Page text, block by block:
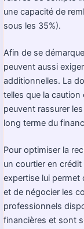
une capacité de
sous les 35%).
Afin de se
peuvent aussi
additionnelles. La
telles que la caution
peuvent rassurer
long terme du
Pour optimiser la
un courtier en crédit
expertise lui permet
et de négocier les
professionnels
financières et sont